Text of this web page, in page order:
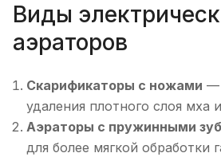
Виды
аэраторов
Скарификаторы с ножами —
удаления плотного слоя мха
Аэраторы с пружинными
для более мягкой обработки